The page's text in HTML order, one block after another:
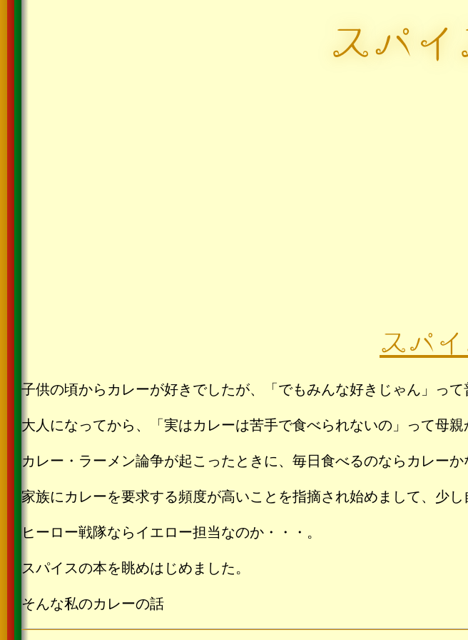
スパ
スパ
子供の頃からカレーが好きでしたが、「でもみんな好きじゃん」って
大人になってから、「実はカレーは苦手で食べられないの」って母
カレー・ラーメン論争が起こったときに、毎日食べるのならカレーか
家族にカレーを要求する頻度が高いことを指摘され始めまして、少し
ヒーロー戦隊ならイエロー担当なのか・・・。
スパイスの本を眺めはじめました。
そんな私のカレーの話